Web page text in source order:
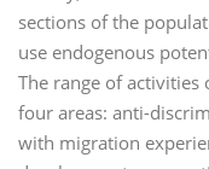
sections of the
use endogenous
The range of activities
four areas: anti-
with migration